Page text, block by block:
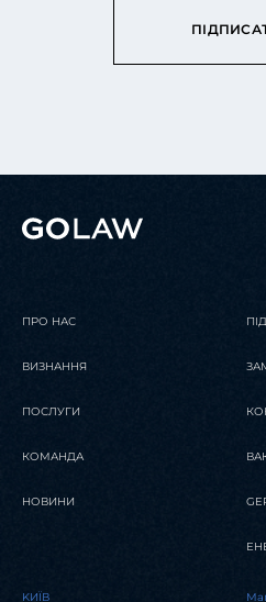
ПРО НАС
ВИЗНАННЯ
ПОСЛУГИ
КОМАНДА
НОВИНИ
KИЇВ